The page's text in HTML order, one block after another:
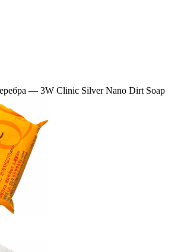
— 3W Clinic Silver Nano Dirt Soap